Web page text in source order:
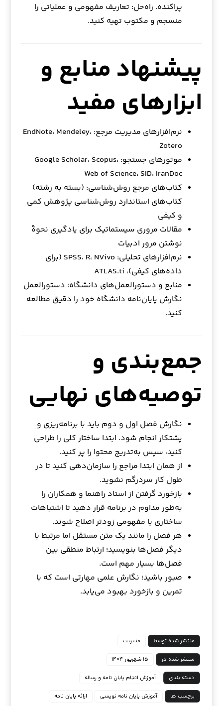
پراکنده. راه‌حل: تعاریف مفهومی و عملیاتی را
منسجم و مکتوب تهیه کنید.
پیشنهاد منابع و
ابزارهای مفید
نرم‌افزارهای مدیریت مرجع: EndNote، Mendeley،
Zotero
موتورهای جستجو: Google Scholar، Scopus،
Web of Science، SID، IranDoc
کتاب‌های مرجع روش‌شناسی: (بسته به رشته)
کتاب‌های استاندارد روش‌شناسی پژوهش کمی
و کیفی
مقالات مروری سیستماتیک برای یادگیری نحوهٔ
نوشتن مرور ادبیات
نرم‌افزارهای تحلیلی: SPSS، R، NVivo (برای
داده‌های کیفی)، ATLAS.ti
منابع و دستورالعمل‌های دانشگاه: دستورالعمل
نگارش پایان‌نامه دانشگاه خود را دقیق مطالعه
کنید.
جمع‌بندی و
توصیه‌های نهایی
نگارش فصل اول و دوم باید با برنامه‌ریزی و
پشتکار انجام شود. ابتدا ساختار کلی را طراحی
کنید، سپس به‌تدریج محتوا را پر کنید.
از همان ابتدا مراجع را سازمان‌دهی کنید تا در
طول کار سردرگم نشوید.
بازخورد گرفتن از استاد راهنما و همکاران را
به‌طور مداوم در برنامه قرار دهید تا اشتباهات
ساختاری یا مفهومی زودتر اصلاح شوند.
هر فصل را مانند یک متن مستقل اما مرتبط با
دیگر فصل‌ها بنویسید؛ ارتباط منطقی بین
فصل‌ها بسیار مهم است.
صبور باشید؛ نگارش علمی مهارتی است که با
تمرین و بازخورد بهبود می‌یابد.
منتشر شده توسط مدیریت
منتشر شده در ۱۵ شهریور ۱۴۰۴
دسته بندی آموزش انجام پایان نامه و رساله
برچسب ها آموزش پایان نامه نویسی ارائه پایان نامه